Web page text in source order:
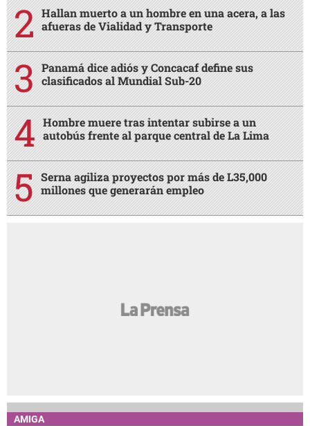
Hallan muerto a un hombre en una acera, a las
afueras de Vialidad y Transporte
Panamá dice adiós y Concacaf define sus
clasificados al Mundial Sub-20
Hombre muere tras intentar subirse a un
autobús frente al parque central de La Lima
Serna agiliza proyectos por más de L35,000
millones que generarán empleo
AMIGA